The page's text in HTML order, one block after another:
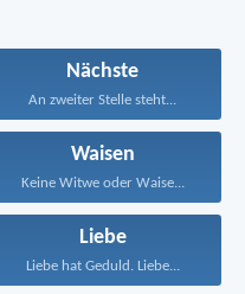
Nächste
An zweiter Stelle steht...
Waisen
Keine Witwe oder Waise...
Liebe
Liebe hat Geduld. Liebe...